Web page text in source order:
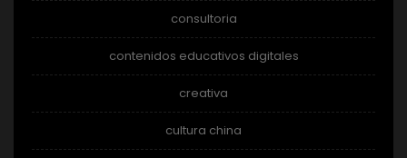
consultoria
contenidos educativos digitales
creativa
cultura china